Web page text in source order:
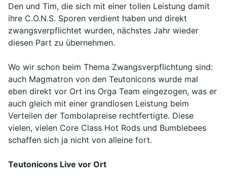
Den und Tim, die sich mit einer tollen Leistung damit
ihre C.O.N.S. Sporen verdient haben und direkt
zwangsverpflichtet wurden, nächstes Jahr wieder
diesen Part zu übernehmen.
Wo wir schon beim Thema Zwangsverpflichtung sind:
auch Magmatron von den Teutonicons wurde mal
eben direkt vor Ort ins Orga Team eingezogen, was er
auch gleich mit einer grandiosen Leistung beim
Verteilen der Tombolapreise rechtfertigte. Diese
vielen, vielen Core Class Hot Rods und Bumblebees
schaffen sich ja nicht von alleine fort.
Teutonicons Live vor Ort